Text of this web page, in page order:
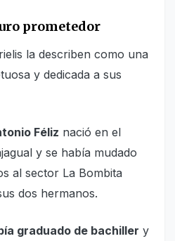
prometedor
la describen como una
y dedicada a sus
Féliz nació en el
y se había mudado
al sector La Bombita
dos hermanos.
graduado de bachiller y